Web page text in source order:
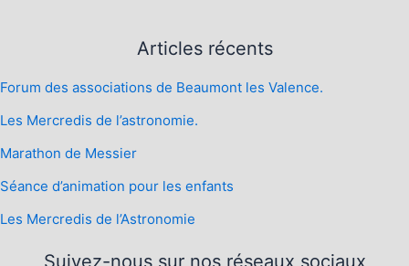
Articles récents
Forum des associations de Beaumont les Valence.
Les Mercredis de l’astronomie.
Marathon de Messier
Séance d’animation pour les enfants
Les Mercredis de l’Astronomie
Suivez-nous sur nos réseaux sociaux